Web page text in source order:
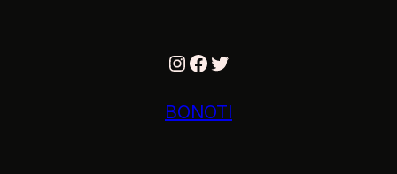
Instagram
Facebook
Twitter
BONOTI